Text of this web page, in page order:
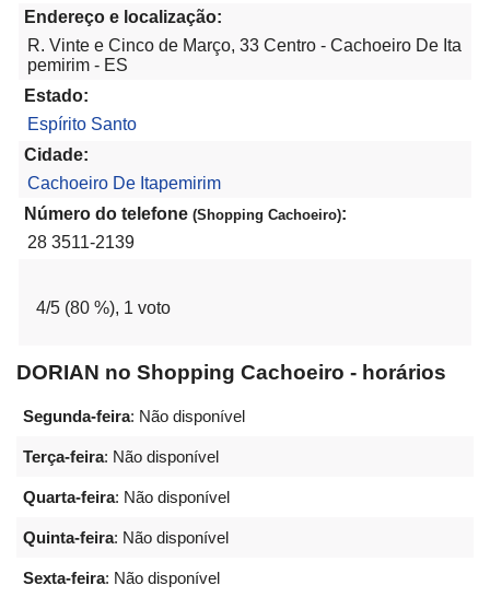
Endereço e localização:
R. Vinte e Cinco de Março, 33 Centro - Cachoeiro De Ita
pemirim - ES
Estado:
Espírito Santo
Cidade:
Cachoeiro De Itapemirim
Número do telefone (Shopping Cachoeiro):
28 3511-2139
4/5 (80 %), 1 voto
DORIAN no Shopping Cachoeiro - horários
Segunda-feira: Não disponível
Terça-feira: Não disponível
Quarta-feira: Não disponível
Quinta-feira: Não disponível
Sexta-feira: Não disponível